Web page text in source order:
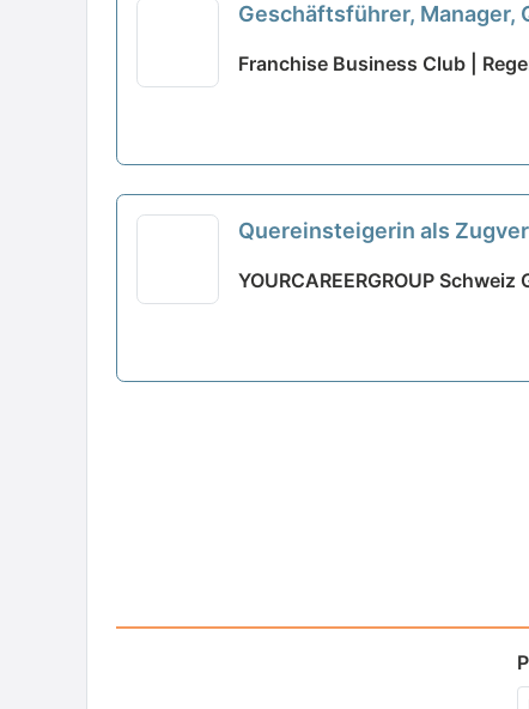
Geschäftsführer, Manager,
Franchise Business Club |
Quereinsteigerin als
YOURCAREERGROUP